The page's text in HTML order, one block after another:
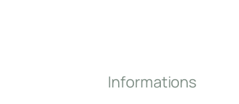
Informations